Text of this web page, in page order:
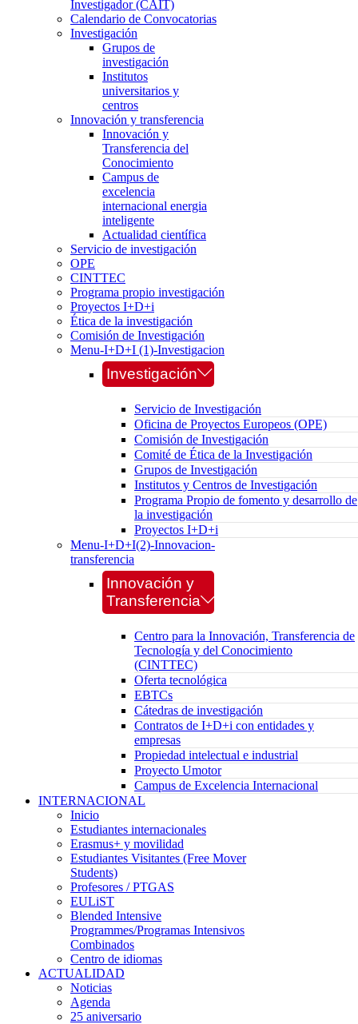
Investigador (CAIT)
Calendario de Convocatorias
Investigación
Grupos de
investigación
Institutos
universitarios y
centros
Innovación y transferencia
Innovación y
Transferencia del
Conocimiento
Campus de
excelencia
internacional energia
inteligente
Actualidad científica
Servicio de investigación
OPE
CINTTEC
Programa propio investigación
Proyectos I+D+i
Ética de la investigación
Comisión de Investigación
Menu-I+D+I (1)-Investigacion
Investigación
Servicio de Investigación
Oficina de Proyectos Europeos (OPE)
Comisión de Investigación
Comité de Ética de la Investigación
Grupos de Investigación
Institutos y Centros de Investigación
Programa Propio de fomento y desarrollo de
la investigación
Proyectos I+D+i
Menu-I+D+I(2)-Innovacion-
transferencia
Innovación y
Transferencia
Centro para la Innovación, Transferencia de
Tecnología y del Conocimiento
(CINTTEC)
Oferta tecnológica
EBTCs
Cátedras de investigación
Contratos de I+D+i con entidades y
empresas
Propiedad intelectual e industrial
Proyecto Umotor
Campus de Excelencia Internacional
INTERNACIONAL
Inicio
Estudiantes internacionales
Erasmus+ y movilidad
Estudiantes Visitantes (Free Mover
Students)
Profesores / PTGAS
EULiST
Blended Intensive
Programmes/Programas Intensivos
Combinados
Centro de idiomas
ACTUALIDAD
Noticias
Agenda
25 aniversario